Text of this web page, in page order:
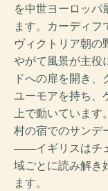
を中世ヨーロッパ
ます。カーディフ
ヴィクトリア朝の
やがて風景が主役
ドへの扉を開き
ユーモアを持ち、
上で動いています
村の宿でのサンデ
――イギリスはチ
域ごとに読み解き
ます。